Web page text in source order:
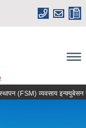
(FSM) व्यवसाय इन्क्युबेसन